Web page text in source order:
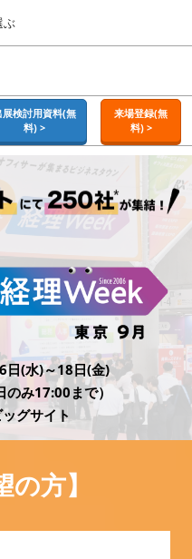
ぶ
| Tokyo Big Sight
| Tokyo Big Sight
/ INTEX OSAKA
や / Port Messe Nagoya
ライン】
ファレンス
| Tokyo Big Sight
展検討用資料(無
料) >
来場登録(無
料) >
日(水)～18日(金)
み17:00まで）
グサイト
の方】